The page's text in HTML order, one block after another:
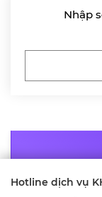
Nhập
Hotline dịch vụ